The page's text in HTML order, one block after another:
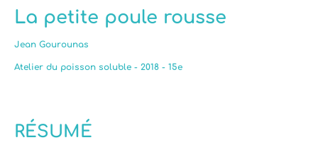
La petite poule rousse
Jean Gourounas
Atelier du poisson soluble - 2018 - 15e
RÉSUMÉ